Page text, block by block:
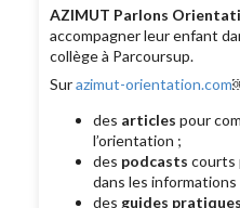
AZIMUT Parlons
accompagner leur enfant
collège à Parcoursup.
Surazimut-orientation.com
des articles pour
l’orientation ;
des podcasts courts
dans les informations
des guides pratiques